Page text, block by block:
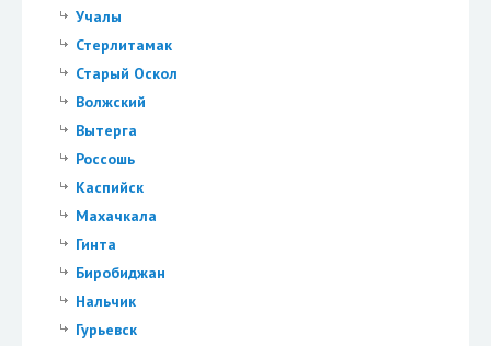
Учалы
Стерлитамак
Старый Оскол
Волжский
Вытерга
Россошь
Каспийск
Махачкала
Гинта
Биробиджан
Нальчик
Гурьевск